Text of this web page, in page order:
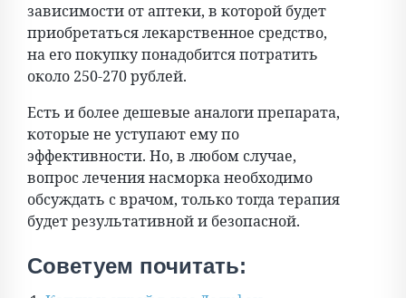
зависимости от аптеки, в которой будет
приобретаться лекарственное средство,
на его покупку понадобится потратить
около 250-270 рублей.
Есть и более дешевые аналоги препарата,
которые не уступают ему по
эффективности. Но, в любом случае,
вопрос лечения насморка необходимо
обсуждать с врачом, только тогда терапия
будет результативной и безопасной.
Советуем почитать: